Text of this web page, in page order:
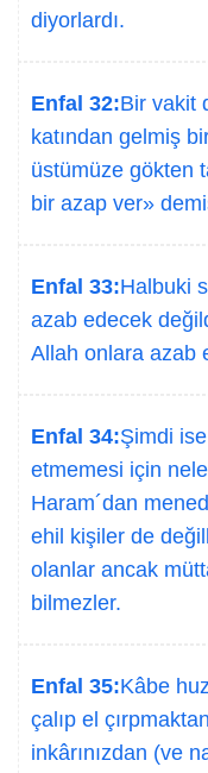
diyorlardı.
Enfal 32:Bir vakit
katından gelmiş
üstümüze gökten
bir azap ver»
Enfal 33:Halbuki
azab edecek
Allah onlara azab
Enfal 34:Şimdi
etmemesi için
Haram´dan
ehil kişiler de
olanlar ancak
bilmezler.
Enfal 35:Kâbe
çalıp el
inkârınızdan (ve